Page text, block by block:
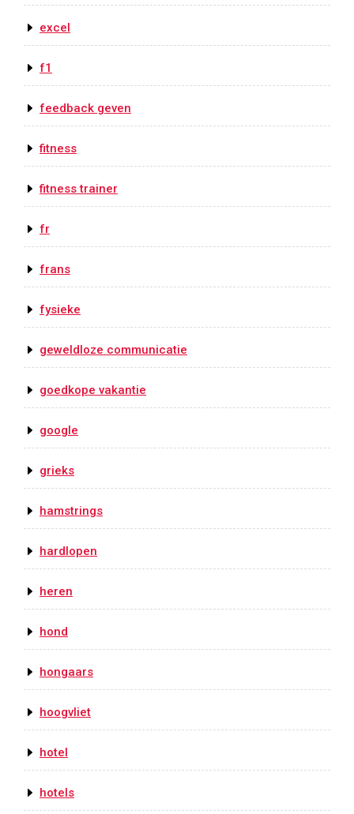
excel
f1
feedback geven
fitness
fitness trainer
fr
frans
fysieke
geweldloze communicatie
goedkope vakantie
google
grieks
hamstrings
hardlopen
heren
hond
hongaars
hoogvliet
hotel
hotels